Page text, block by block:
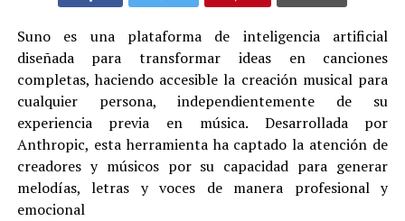
Suno es una plataforma de inteligencia artificial
diseñada para transformar ideas en canciones
completas, haciendo accesible la creación musical para
cualquier persona, independientemente de su
experiencia previa en música. Desarrollada por
Anthropic, esta herramienta ha captado la atención de
creadores y músicos por su capacidad para generar
melodías, letras y voces de manera profesional y
emocional